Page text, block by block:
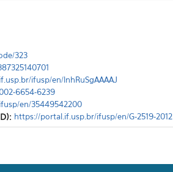
323
ifusp/en/lnhRuSgAAAAJ
6654-6239
en/35449542200
https://portal.if.usp.br/ifusp/en/G-2519-2012